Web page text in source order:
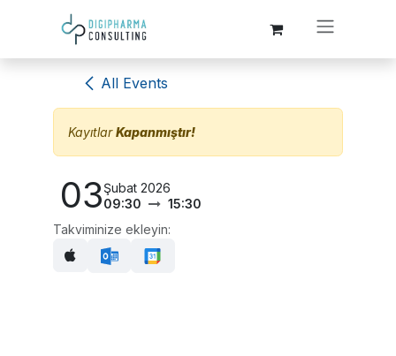
Skip to Content
All Events
KayıtlarKapanmıştır!
03Şubat 2026
09:30
15:30
Takviminize ekleyin: